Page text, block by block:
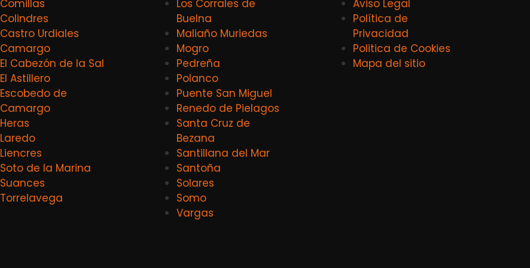
Comillas
Colindres
Castro Urdiales
Camargo
El Cabezón de la Sal
El Astillero
Escobedo de
Camargo
Heras
Laredo
Liencres
Soto de la Marina
Suances
Torrelavega
Los Corrales de
Buelna
Maliaño Muriedas
Mogro
Pedreña
Polanco
Puente San Miguel
Renedo de Pielagos
Santa Cruz de
Bezana
Santillana del Mar
Santoña
Solares
Somo
Vargas
Aviso Legal
Política de
Privacidad
Politica de Cookies
Mapa del sitio